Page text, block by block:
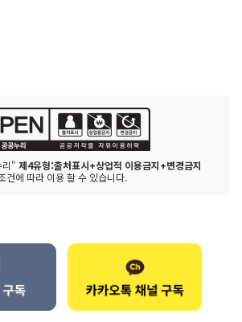
리" 제4유형:출처표시+상업적 이용금지+변경금지
건에 따라 이용 할 수 있습니다.